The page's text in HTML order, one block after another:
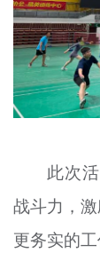
此次
战斗力，
更务实的